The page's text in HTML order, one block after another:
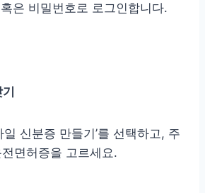
은 비밀번호로 로그인합니다.
일 신분증 만들기’를 선택하고, 주
면허증을 고르세요.